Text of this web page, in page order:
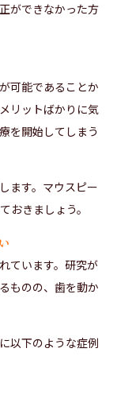
ができなかった方
可能であることか
リットばかりに気
を開始してしまう
します。マウスピー
おきましょう。
ています。研究が
ものの、歯を動か
以下のような症例